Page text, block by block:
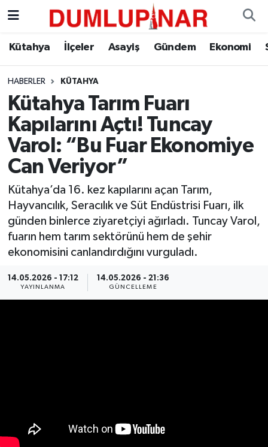
Kütahya İlçeler Asayiş Gündem Ekonomi
HABERLER KÜTAHYA
Kütahya Tarım Fuarı
Kapılarını Açtı! Tuncay
Varol: “Bu Fuar Ekonomiye
Can Veriyor”
Kütahya’da 16. kez kapılarını açan Tarım,
Hayvancılık, Seracılık ve Süt Endüstrisi Fuarı, ilk
günden binlerce ziyaretçiyi ağırladı. Tuncay Varol,
fuarın hem tarım sektörünü hem de şehir
ekonomisini canlandırdığını vurguladı.
14.05.2026 - 17:12
YAYINLANMA
14.05.2026 - 21:36
GÜNCELLEME
Asayiş
Diğer
Dünya
Eğitim
Ekonomi
Eleman
Gündem
Haber
Kütahya Hava Durumu
Kütahya Trafik Yoğunluk Haritası
Süper Lig Puan Durumu ve Fikstür
Tüm Manşetler
Son Dakika Haberleri
Haber Arşivi